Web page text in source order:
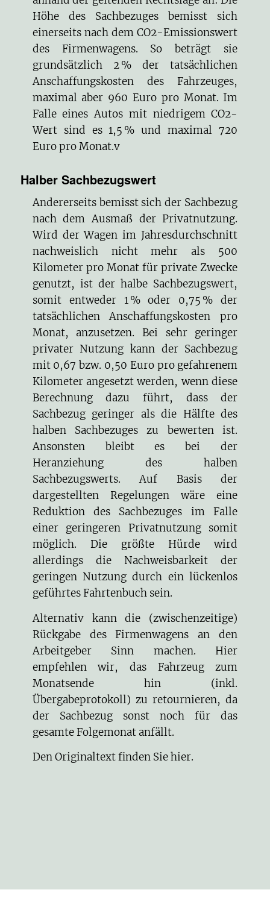
Höhe des Sachbezuges bemisst sich
einerseits nach dem CO2-Emissionswert
des Firmenwagens. So beträgt sie
grundsätzlich 2 % der tatsächlichen
Anschaffungskosten des Fahrzeuges,
maximal aber 960 Euro pro Monat. Im
Falle eines Autos mit niedrigem CO2-
Wert sind es 1,5 % und maximal 720
Euro pro Monat.v
Halber Sachbezugswert
Andererseits bemisst sich der Sachbezug
nach dem Ausmaß der Privatnutzung.
Wird der Wagen im Jahresdurchschnitt
nachweislich nicht mehr als 500
Kilometer pro Monat für private Zwecke
genutzt, ist der halbe Sachbezugswert,
somit entweder 1 % oder 0,75 % der
tatsächlichen Anschaffungskosten pro
Monat, anzusetzen. Bei sehr geringer
privater Nutzung kann der Sachbezug
mit 0,67 bzw. 0,50 Euro pro gefahrenem
Kilometer angesetzt werden, wenn diese
Berechnung dazu führt, dass der
Sachbezug geringer als die Hälfte des
halben Sachbezuges zu bewerten ist.
Ansonsten bleibt es bei der
Heranziehung des halben
Sachbezugswerts. Auf Basis der
dargestellten Regelungen wäre eine
Reduktion des Sachbezuges im Falle
einer geringeren Privatnutzung somit
möglich. Die größte Hürde wird
allerdings die Nachweisbarkeit der
geringen Nutzung durch ein lückenlos
geführtes Fahrtenbuch sein.
Alternativ kann die (zwischenzeitige)
Rückgabe des Firmenwagens an den
Arbeitgeber Sinn machen. Hier
empfehlen wir, das Fahrzeug zum
Monatsende hin (inkl.
Übergabeprotokoll) zu retournieren, da
der Sachbezug sonst noch für das
gesamte Folgemonat anfällt.
Den Originaltext finden Siehier.